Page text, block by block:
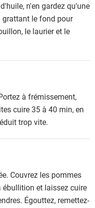
n'en gardez qu'une
grattant le fond pour
le laurier et le
à frémissement,
cuire 35 à 40 min, en
trop vite.
Couvrez les pommes
ébullition et laissez cuire
Égouttez, remettez-